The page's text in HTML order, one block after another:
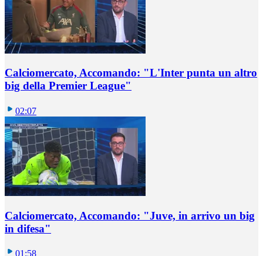
Calciomercato, Accomando: "L'Inter punta un altro
big della Premier League"
02:07
Calciomercato, Accomando: "Juve, in arrivo un big
in difesa"
01:58